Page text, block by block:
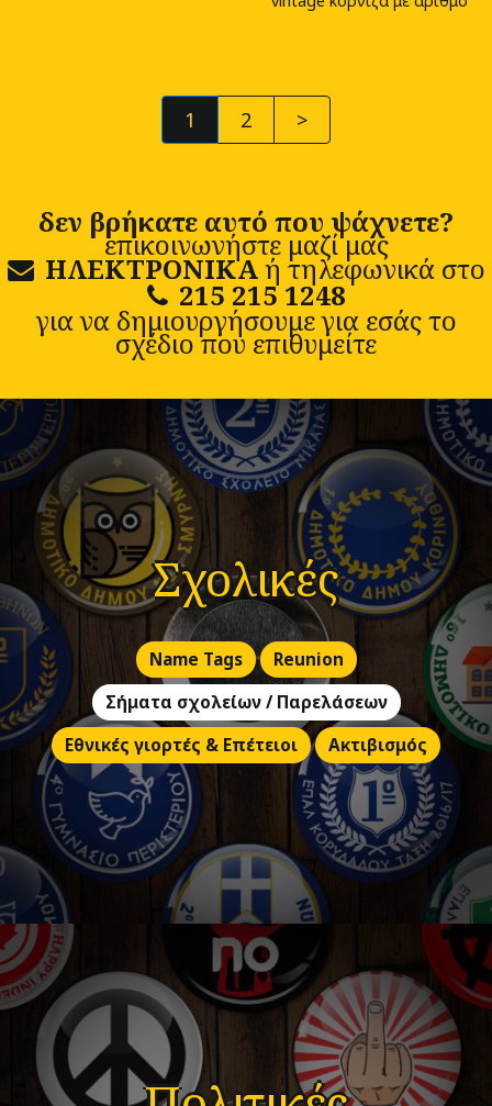
1 2 >
δεν βρήκατε αυτό που ψάχνετε?
επικοινωνήστε μαζί μας
ΗΛΕΚΤΡΟΝΙΚΑή τηλεφωνικά στο
215 215 1248
για να δημιουργήσουμε για εσάς το
σχέδιο που επιθυμείτε
Σχολικές
Name Tags
Reunion
Σήματα σχολείων / Παρελάσεων
Εθνικές γιορτές & Επέτειοι
Ακτιβισμός